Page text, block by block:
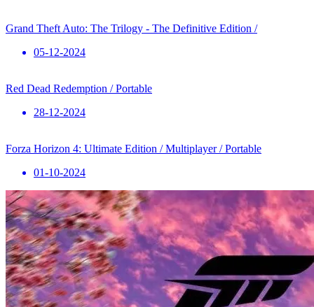
Grand Theft Auto: The Trilogy - The Definitive Edition /
05-12-2024
Red Dead Redemption / Portable
28-12-2024
Forza Horizon 4: Ultimate Edition / Multiplayer / Portable
01-10-2024